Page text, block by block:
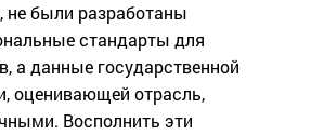
не были разработаны
стандарты для
а данные государственной
оценивающей отрасль,
Восполнить эти